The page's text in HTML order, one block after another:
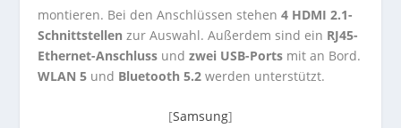
montieren. Bei den Anschlüssen stehen4 HDMI 2.1-
Schnittstellen zur Auswahl. Außerdem sind ein RJ45-
Ethernet-Anschluss undzwei USB-Ports mit an Bord.
WLAN 5 und Bluetooth 5.2 werden unterstützt.
[Samsung]